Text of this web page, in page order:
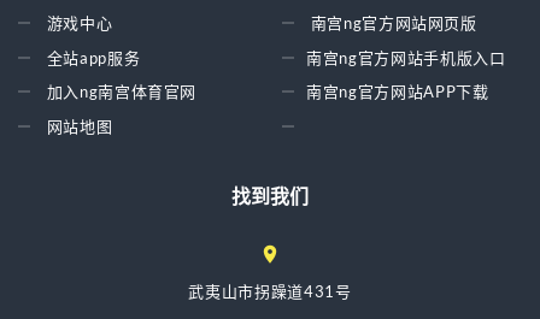
游戏中心
全站app服务
加入ng南宫体育官网
网站地图
南宫ng官方网站网页版
南宫ng官方网站手机版入口
南宫ng官方网站APP下载
找到我们
武夷山市拐躁道431号